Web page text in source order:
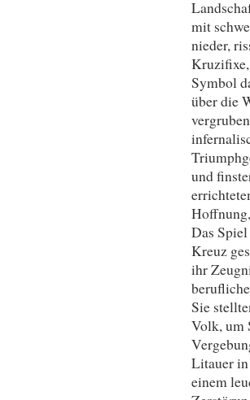
mit
nieder,
Kruzifixe,
Symbol
über die
und
Das
Kreuz
ihr
Sie
Volk, um
Litauer
einem